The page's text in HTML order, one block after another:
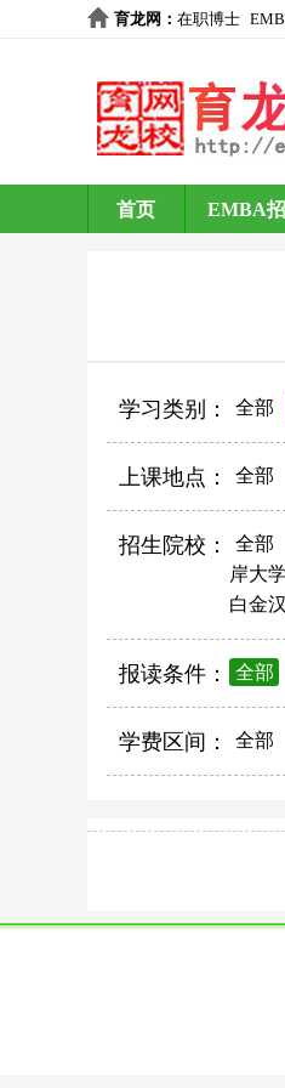
育龙网 ： 在职博士
首页 EMBA
学习类别： 全部
上课地点： 全部
招生院校： 全部
岸大学
白金
报读条件： 全部
学费区间： 全部